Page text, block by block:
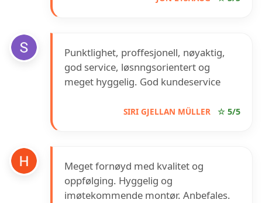
Punktlighet, proffesjonell, nøyaktig,
god service, løsnngsorientert og
meget hyggelig. God kundeservice
SIRI GJELLAN MÜLLER ☆ 5/5
Meget fornøyd med kvalitet og
oppfølging. Hyggelig og
imøtekommende montør. Anbefales.